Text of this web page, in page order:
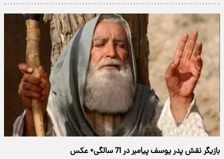
بازیگر نقش پدر یوسف پیامبر در 71 سالگی+ عکس